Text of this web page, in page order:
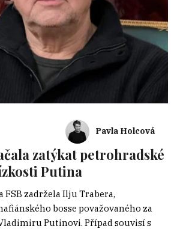
Pavla Holcová
zatýkat petrohradské
Putina
FSB zadržela Ilju Trabera,
bosse považovaného za
Putinovi. Případ souvisí s